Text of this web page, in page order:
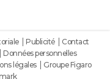
Publicité
Contact
Données personnelles
légales
Groupe Figaro